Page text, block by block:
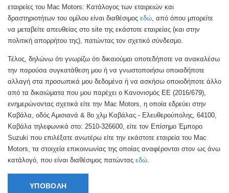
εταιρείες του Mac Motors: Κατάλογος των εταιρειών και
δραστηριοτήτων του ομίλου είναι διαθέσιμος εδώ, από όπου μπορείτε
να μεταβείτε απευθείας στο site της εκάστοτε εταιρείας (και στην
πολιτική απορρήτου της), πατώντας τον σχετικό σύνδεσμο.
Τέλος, δηλώνω ότι γνωρίζω ότι δικαιούμαι οποτεδήποτε να ανακαλέσω
την παρούσα συγκατάθεση μου ή να γνωστοποιήσω οποιαδήποτε
αλλαγή στα προσωπικά μου δεδομένα ή να ασκήσω οποιοδήποτε άλλο
από τα δικαιώματα που μου παρέχει ο Κανονισμός ΕΕ (2016/679),
ενημερώνοντας σχετικά είτε την Mac Motors, η οποία εδρεύει στην
Καβάλα, οδός Αμισιανά & 8ο χλμ Καβάλας - Ελευθερούπολης, 64100,
Καβάλα τηλεφωνικά στο: 2510-326600, είτε τον Επίσημο Έμπορο
Suzuki που επιλέξατε ανωτέρω είτε την εκάστοτε εταιρεία του Mac
Motors, τα στοιχεία επικοινωνίας της οποίας αναφέρονται στον ως άνω
κατάλογό, που είναι διαθέσιμος πατώντας εδώ.